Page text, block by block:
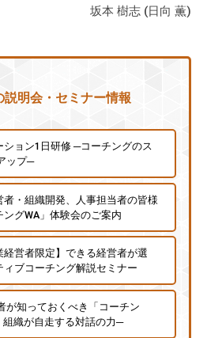
坂本 樹志 (日向 薫)
説明会・セミナー情報
ション1日研修 ─コーチングのス
ップ─
・組織開発、人事担当者の皆様
グWA」体験会のご案内
経営者限定】できる経営者が選
ィブコーチング解説セミナー
が知っておくべき「コーチン
織が自走する対話の力─